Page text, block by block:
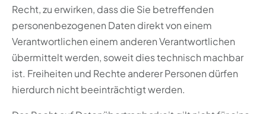
Recht, zu erwirken, dass die Sie betreffenden
personenbezogenen Daten direkt von einem
Verantwortlichen einem anderen Verantwortlichen
übermittelt werden, soweit dies technisch machbar
ist. Freiheiten und Rechte anderer Personen dürfen
hierdurch nicht beeinträchtigt werden.